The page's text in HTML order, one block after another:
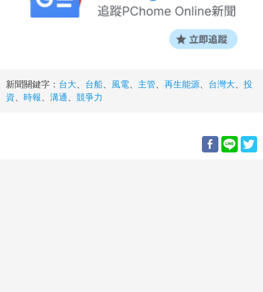
新聞關鍵字： 台大 台船 風電 主管 再生能源 台灣大
投
資
時報 溝通 競爭力